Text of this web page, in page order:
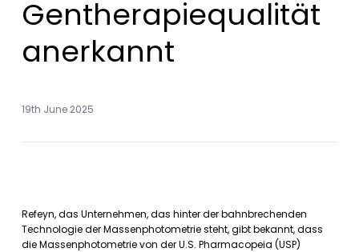
Gentherapiequalität
anerkannt
19th June 2025
Refeyn, das Unternehmen, das hinter der bahnbrechenden
Technologie der Massenphotometrie steht, gibt bekannt, dass
die Massenphotometrie von der U.S. Pharmacopeia (USP)